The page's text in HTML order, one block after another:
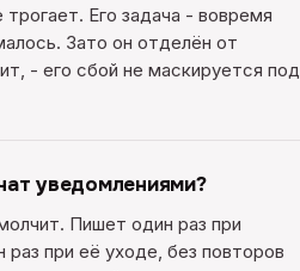
Его задача - вовремя
Зато он отделён от
- его сбой не маскируется под
уведомлениями?
Пишет один раз при
при её уходе, без повторов